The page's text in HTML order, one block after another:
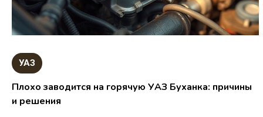
УАЗ
Плохо заводится на горячую УАЗ Буханка: причины
и решения